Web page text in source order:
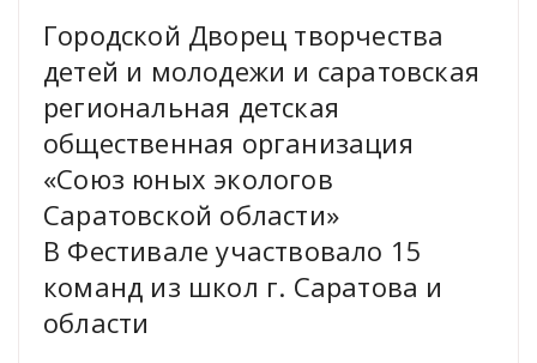
Городской Дворец творчества
детей и молодежи и саратовская
региональная детская
общественная организация
«Союз юных экологов
Саратовской области»
В Фестивале участвовало 15
команд из школ г. Саратова и
области